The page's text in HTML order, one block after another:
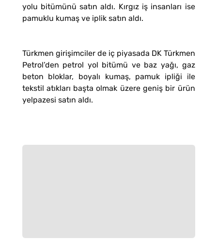
yolu bitümünü satın aldı. Kırgız iş insanları ise
pamuklu kumaş ve iplik satın aldı.
Türkmen girişimciler de iç piyasada DK Türkmen
Petrol’den petrol yol bitümü ve baz yağı, gaz
beton bloklar, boyalı kumaş, pamuk ipliği ile
tekstil atıkları başta olmak üzere geniş bir ürün
yelpazesi satın aldı.